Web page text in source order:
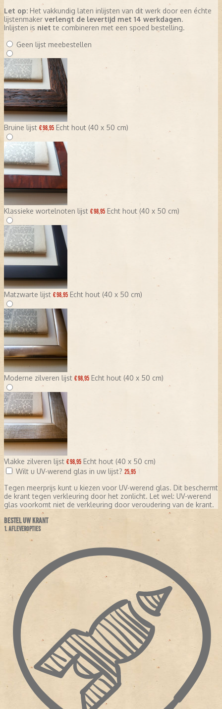
Let op: Het vakkundig laten inlijsten van dit werk door een échte
lijstenmaker verlengt de levertijd met 14 werkdagen.
Inlijsten is niet te combineren met een spoed bestelling.
Geen lijst meebestellen
Bruine lijst € 98,95 Echt hout (40 x 50 cm)
Klassieke wortelnoten lijst € 98,95 Echt hout (40 x 50 cm)
Matzwarte lijst € 98,95 Echt hout (40 x 50 cm)
Moderne zilveren lijst € 98,95 Echt hout (40 x 50 cm)
Vlakke zilveren lijst € 98,95 Echt hout (40 x 50 cm)
Wilt u UV-werend glas in uw lijst? 25,95
Tegen meerprijs kunt u kiezen voor UV-werend glas. Dit beschermt
de krant tegen verkleuring door het zonlicht. Let wel: UV-werend
glas voorkomt niet de verkleuring door veroudering van de krant.
BESTEL UW KRANT
1. AFLEVEROPTIES